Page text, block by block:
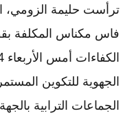
ترأست حليمة الزومي،
فاس مكناس المكلفة
الجهوية للتكوين
الجماعات الترابية